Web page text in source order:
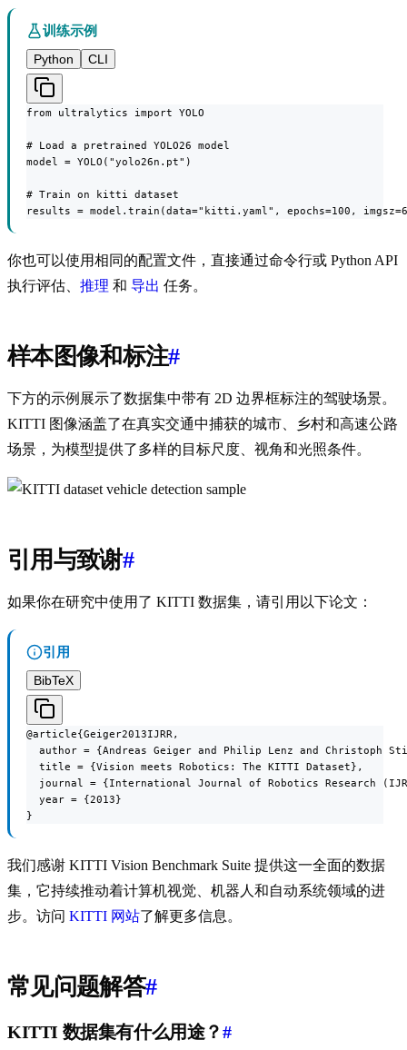
训练示例
Python
CLI
from ultralytics import YOLO
# Load a pretrained YOLO26 model
model = YOLO("yolo26n.pt")
# Train on kitti dataset
results = model.train(data="kitti.yaml", epochs=100,
你也可以使用相同的配置文件，直接通过命令行或 Python API
执行评估、 推理 和 导出 任务。
样本图像和标注#
下方的示例展示了数据集中带有 2D 边界框标注的驾驶场景。
KITTI 图像涵盖了在真实交通中捕获的城市、乡村和高速公路
场景，为模型提供了多样的目标尺度、视角和光照条件。
引用与致谢#
如果你在研究中使用了 KITTI 数据集，请引用以下论文：
引用
BibTeX
@article{Geiger2013IJRR,
author = {Andreas Geiger and Philip Lenz and Christoph
  title = {Vision meets Robotics: The KITTI Dataset},
journal = {International Journal of Robotics Research
  year = {2013}
}
我们感谢 KITTI Vision Benchmark Suite 提供这一全面的数据
集，它持续推动着计算机视觉、机器人和自动系统领域的进
步。访问 KITTI 网站了解更多信息。
常见问题解答#
KITTI 数据集有什么用途？#